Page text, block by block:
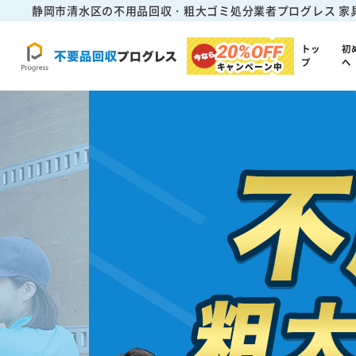
静岡市清水区の不用品回収・粗大ゴミ処分業者プログレス 家
20%OFF
キャンペーン中
トッ
プ
初
へ